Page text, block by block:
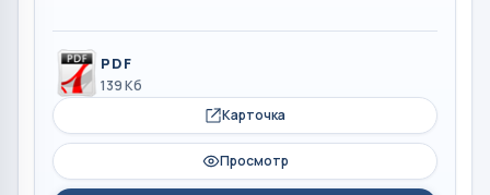
PDF
139 Кб
Карточка
Просмотр